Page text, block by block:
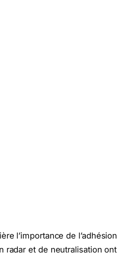
l’importance de l’adhésion
radar et de neutralisation ont